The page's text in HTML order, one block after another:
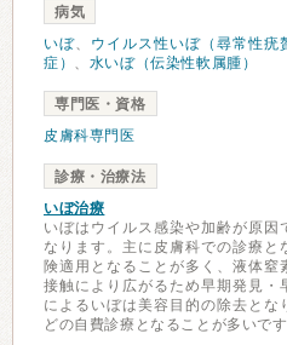
病気
いぼ、 ウイルス性いぼ（尋常性疣
症） 、 水いぼ（伝染性軟属腫）
専門医・資格
皮膚科専門医
診療・治療法
いぼ治療
いぼはウイルス感染や加齢が原因
なります。主に皮膚科での診療と
険適用となることが多く、液体窒
接触により広がるため早期発見・
によるいぼは美容目的の除去とな
どの自費診療となることが多いです